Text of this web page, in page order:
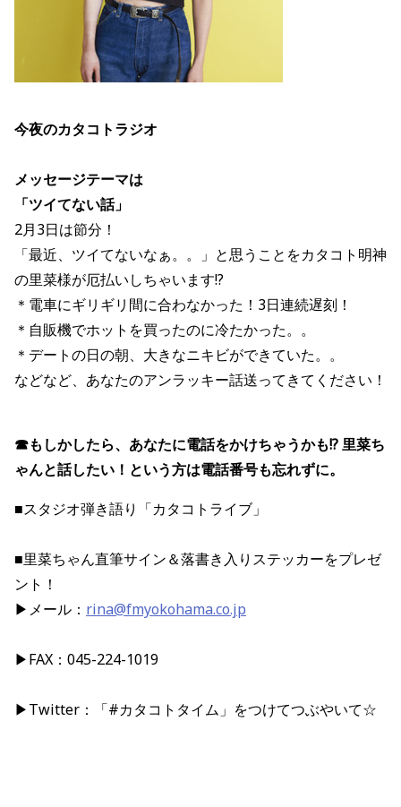
今夜のカタコトラジオ
メッセージテーマは
「ツイてない話」
2月3日は節分！
「最近、ツイてないなぁ。。」と思うことをカタコト明神
の里菜様が厄払いしちゃいます!?
＊電車にギリギリ間に合わなかった！3日連続遅刻！
＊自販機でホットを買ったのに冷たかった。。
＊デートの日の朝、大きなニキビができていた。。
などなど、あなたのアンラッキー話送ってきてください！
☎もしかしたら、あなたに電話をかけちゃうかも!? 里菜ち
ゃんと話したい！という方は電話番号も忘れずに。
■スタジオ弾き語り「カタコトライブ」
■里菜ちゃん直筆サイン＆落書き入りステッカーをプレゼ
ント！
▶メール： rina@fmyokohama.co.jp
▶FAX：045-224-1019
▶Twitter：「#カタコトタイム」をつけてつぶやいて☆